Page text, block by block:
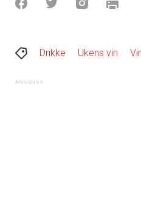
Drikke Ukens vin